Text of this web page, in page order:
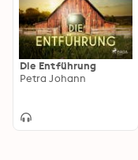
Die Entführung
Petra Johann